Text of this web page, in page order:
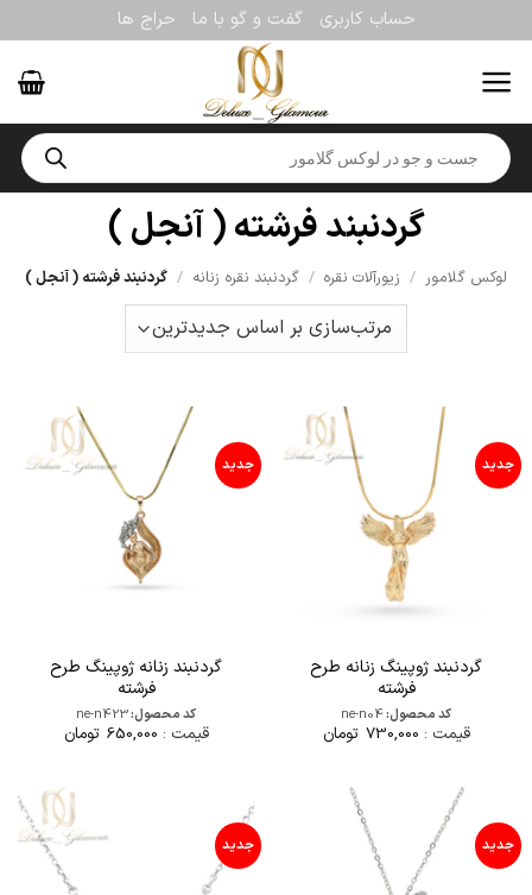
to
content
حساب کاربری گفت و گو با ما حراج ها
Products
search
گردنبند فرشته ( آنجل )
لوکس گلامور / زیورآلات نقره / گردنبند نقره زنانه / گردنبند فرشته ( آنجل )
جدید
گردنبند ژوپینگ زنانه طرح
فرشته
کد محصول:ne-n04
قیمت : 730,000 تومان
جدید
گردنبند زنانه ژوپینگ طرح
فرشته
کد محصول:ne-n423
قیمت : 650,000 تومان
جدید جدید